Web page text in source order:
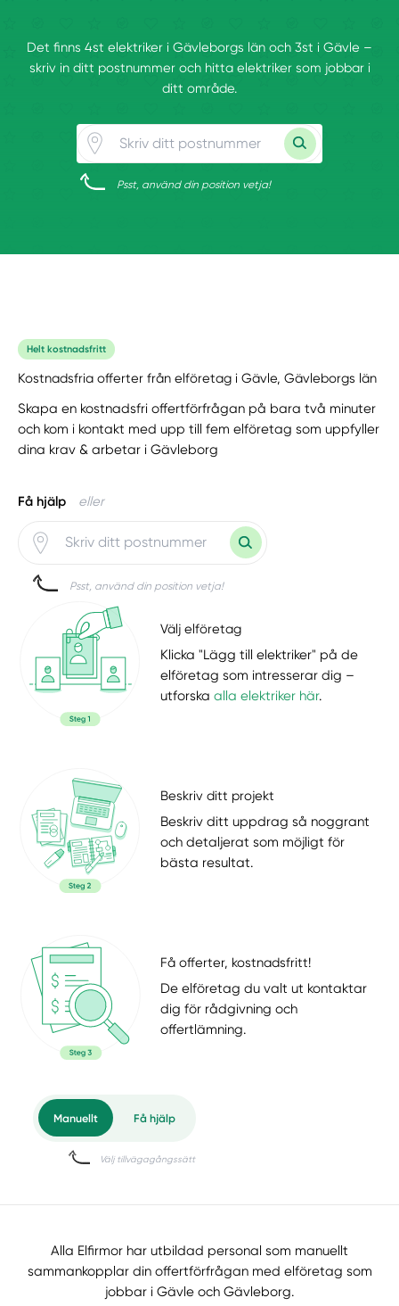
Det finns 4st elektriker i Gävleborgs län och 3st i Gävle –
skriv in ditt postnummer och hitta elektriker som jobbar i
ditt område.
Psst, använd din position vetja!
Helt kostnadsfritt
Kostnadsfria offerter från elföretag i Gävle, Gävleborgs län
Skapa en kostnadsfri offertförfrågan på bara två minuter
och kom i kontakt med upp till fem elföretag som uppfyller
dina krav & arbetar i Gävleborg
Få hjälp eller
Psst, använd din position vetja!
Välj elföretag
Klicka "Lägg till elektriker" på de
elföretag som intresserar dig –
utforskaalla elektriker här.
Beskriv ditt projekt
Beskriv ditt uppdrag så noggrant
och detaljerat som möjligt för
bästa resultat.
Få offerter, kostnadsfritt!
De elföretag du valt ut kontaktar
dig för rådgivning och
offertlämning.
Alla Elfirmor har utbildad personal som manuellt
sammankopplar din offertförfrågan med elföretag som
jobbar i Gävle och Gävleborg.